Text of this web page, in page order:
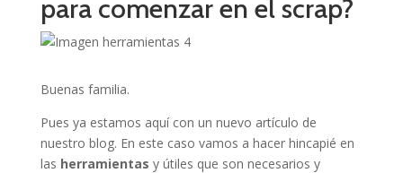
para comenzar en el scrap?
Buenas familia.
Pues ya estamos aquí con un nuevo artículo de
nuestro blog. En este caso vamos a hacer hincapié en
las herramientas y útiles que son necesarios y